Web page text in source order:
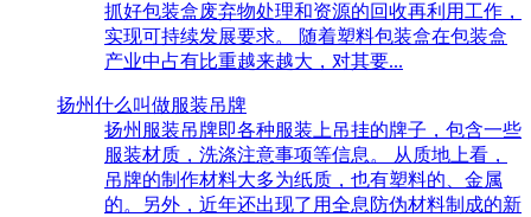
抓好包装盒废弃物处理和资源的回收再利用工作，
实现可持续发展要求。 随着塑料包装盒在包装盒
产业中占有比重越来越大，对其要...
扬州什么叫做服装吊牌
扬州服装吊牌即各种服装上吊挂的牌子，包含一些
服装材质，洗涤注意事项等信息。 从质地上看，
吊牌的制作材料大多为纸质，也有塑料的、金属
的。另外，近年还出现了用全息防伪材料制成的新